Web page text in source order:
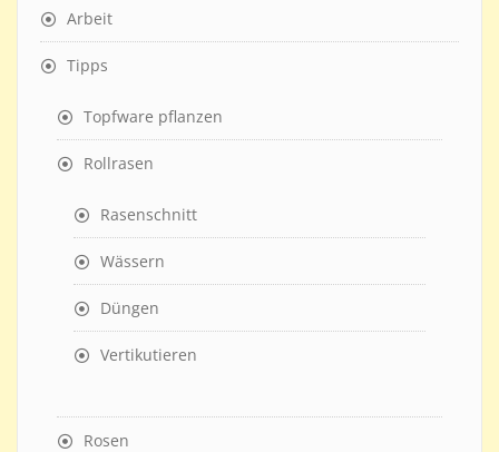
Arbeit
Tipps
Topfware pflanzen
Rollrasen
Rasenschnitt
Wässern
Düngen
Vertikutieren
Rosen